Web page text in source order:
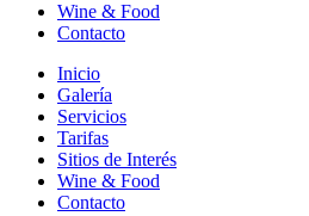
Wine & Food
Contacto
Inicio
Galería
Servicios
Tarifas
Sitios de Interés
Wine & Food
Contacto